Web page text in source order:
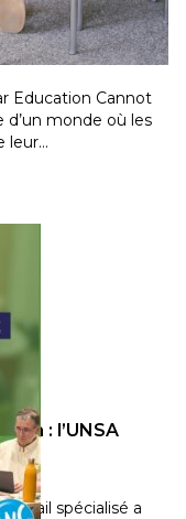
de
Education Cannot
d’un monde où les
leur…
: l’UNSA
spécialisé a